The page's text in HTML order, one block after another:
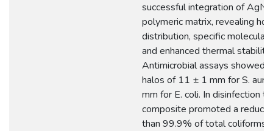
successful integration of
polymeric matrix, revealing
distribution, specific molecular
and enhanced thermal stability.
Antimicrobial assays showed
halos of 11 ± 1 mm for S.
mm for E. coli. In disinfection
composite promoted a
than 99.9% of total coliforms